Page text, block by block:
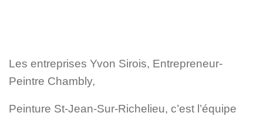
Les entreprises Yvon Sirois, Entrepreneur-
Peintre Chambly,
Peinture St-Jean-Sur-Richelieu, c’est l’équipe